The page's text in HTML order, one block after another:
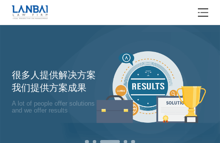
很多人提供解决方案
我们提供方案成果
A lot of people offer solutions
and we offer results